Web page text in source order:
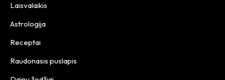
Laisvalaikis
Astrologija
Receptai
Raudonasis puslapis